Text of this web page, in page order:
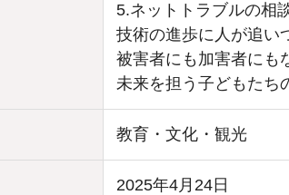
5.ネットトラブルの相
技術の進歩に人が追い
被害者にも加害者にも
未来を担う子どもたち
教育・文化・観光
2025年4月24日